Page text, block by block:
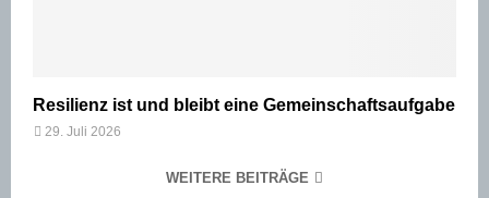
Resilienz ist und bleibt eine Gemeinschaftsaufgabe
29. Juli 2026
WEITERE BEITRÄGE